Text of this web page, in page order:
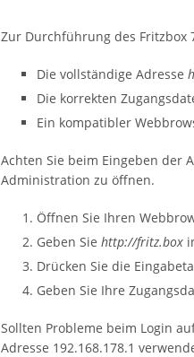
Zur Durchführung des Fritzbox
Die vollständige Adresse
Die korrekten
Ein kompatibler
Achten Sie beim Eingeben der
Administration zu öffnen.
Öffnen Sie Ihren
Geben Sie http://fritz.box
Drücken Sie die
Geben Sie Ihre
Sollten Probleme beim Login
Adresse 192.168.178.1